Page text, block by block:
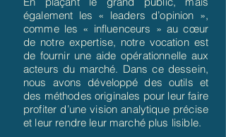
également les « leaders d’opinion »,
comme les « influenceurs » au cœur
de notre expertise, notre vocation est
de fournir une aide opérationnelle aux
acteurs du marché. Dans ce dessein,
nous avons développé des outils et
des méthodes originales pour leur faire
profiter d’une vision analytique précise
et leur rendre leur marché plus lisible.